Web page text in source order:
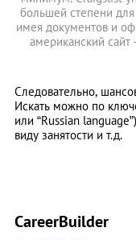
большей степени
имея документов и
американский
Следовательно,
Искать можно по
или “Russian
виду занятости и т.д.
CareerBuilder